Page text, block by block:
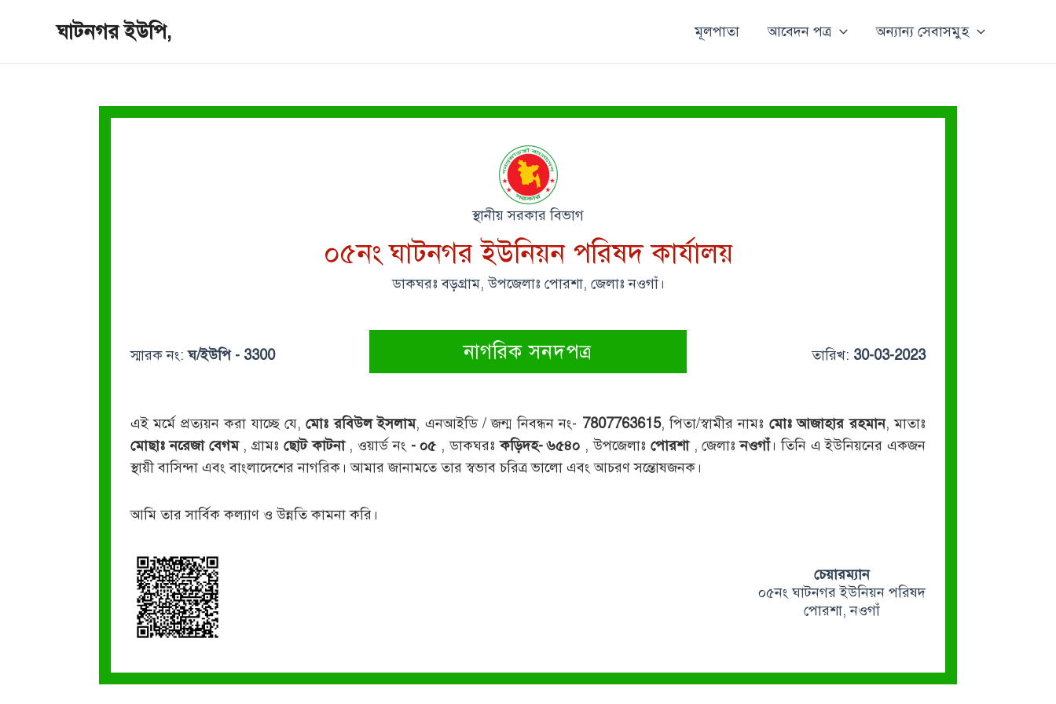
ঘাটনগর ইউপি, মূলপাতা আবেদন পত্র অন্যান্য সেবাসমুহ
স্থানীয় সরকার বিভাগ
০৫নং ঘাটনগর ইউনিয়ন পরিষদ কার্যালয়
ডাকঘরঃ বড়গ্রাম, উপজেলাঃ পোরশা, জেলাঃ নওগাঁ।
স্মারক নং:ঘ/ইউপি - 3300 নাগরিক সনদপত্র তারিখ: 30-03-2023
এই মর্মে প্রত্যয়ন করা যাচ্ছে যে,মোঃ রবিউল ইসলাম, এনআইডি / জন্ম নিবন্ধন নং- 7807763615, পিতা/স্বামীর নামঃ মোঃ আজাহার রহমান, মাতাঃ
মোছাঃ নরেজা বেগম , গ্রামঃ ছোট কাটনা , ওয়ার্ড নং - ০৫ , ডাকঘরঃকড়িদহ- ৬৫৪০ , উপজেলাঃ পোরশা , জেলাঃনওগাঁ। তিনি এ ইউনিয়নের একজন
স্থায়ী বাসিন্দা এবং বাংলাদেশের নাগরিক। আমার জানামতে তার স্বভাব চরিত্র ভালো এবং আচরণ সন্তোষজনক।
আমি তার সার্বিক কল্যাণ ও উন্নতি কামনা করি।
চেয়ারম্যান
০৫নং ঘাটনগর ইউনিয়ন পরিষদ
পোরশা, নওগাঁ